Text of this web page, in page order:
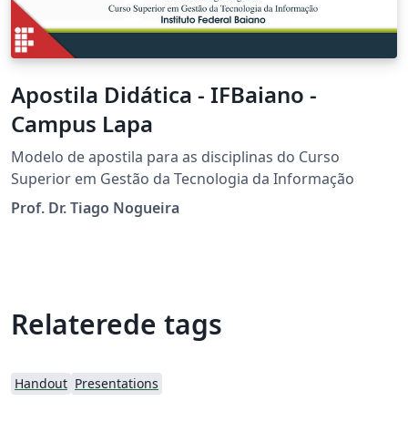
Apostila Didática - IFBaiano -
Campus Lapa
Modelo de apostila para as disciplinas do Curso
Superior em Gestão da Tecnologia da Informação
Prof. Dr. Tiago Nogueira
Relaterede tags
Handout Presentations